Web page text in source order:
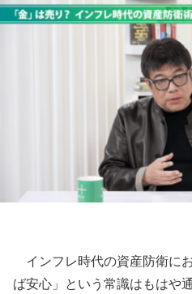
インフレ時代の資産防衛に
ば安心」という常識はもはや